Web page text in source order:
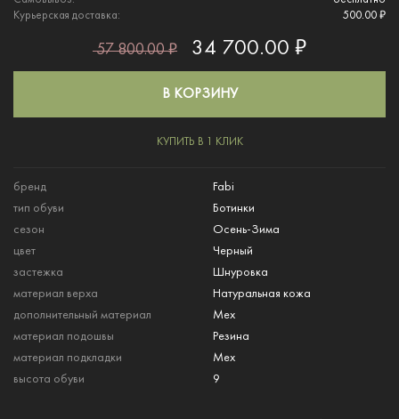
Курьерская доставка:
500.00 ₽
57 800.00 ₽ 34 700.00 ₽
В КОРЗИНУ
КУПИТЬ В 1 КЛИК
бренд
Fabi
тип обуви
Ботинки
сезон
Осень-Зима
цвет
Черный
застежка
Шнуровка
материал верха
Натуральная кожа
дополнительный материал
Мех
материал подошвы
Резина
материал подкладки
Мех
высота обуви
9